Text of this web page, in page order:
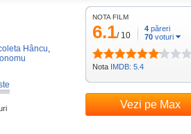
Hâncu,
NOTA FILM
6.1/ 10
4 păreri
70 voturi
Nota IMDB: 5.4
Vezi pe Max